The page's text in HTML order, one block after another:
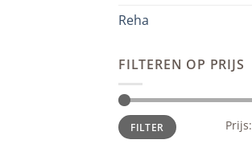
Reha
FILTEREN OP PRIJS
Min.
prijs
Max.
prijsFILTER Prijs: